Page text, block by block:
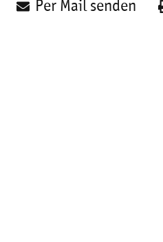
Per Mail senden